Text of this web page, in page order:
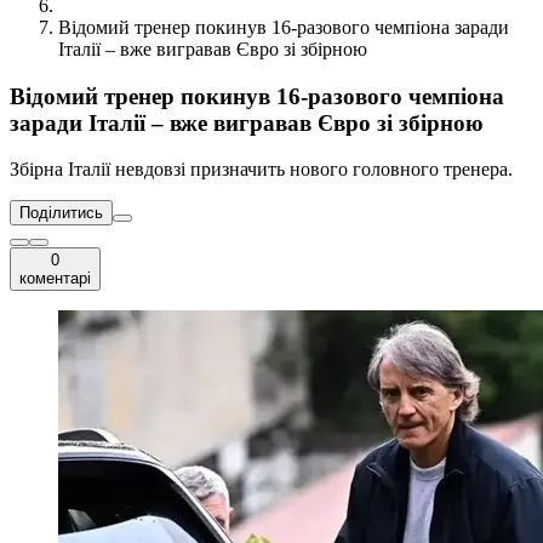
Відомий тренер покинув 16-разового чемпіона заради
Італії – вже вигравав Євро зі збірною
Відомий тренер покинув 16-разового чемпіона
заради Італії – вже вигравав Євро зі збірною
Збірна Італії невдовзі призначить нового головного тренера.
Поділитись
0
коментарі